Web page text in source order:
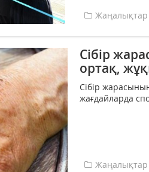
Жаңалықтар
Сібір
ортақ,
Сібір
жағдайларда
Жаңалықтар